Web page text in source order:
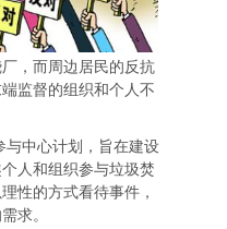
，而周边居民的反抗
监督的组织和个人不
与中心计划，旨在建设
人和组织参与垃圾焚
性的方式看待事件，
求。